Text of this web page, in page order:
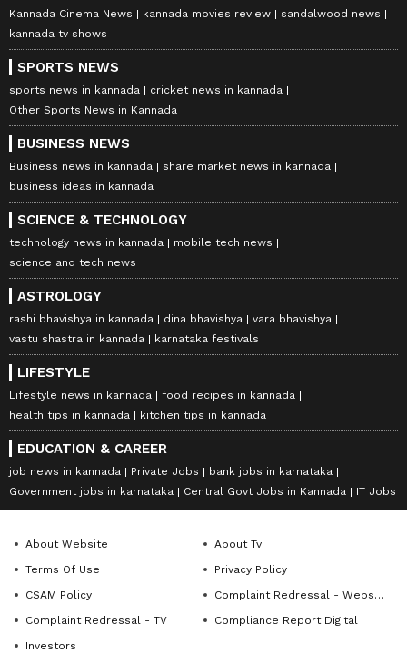
Kannada Cinema News kannada movies review
sandalwood news
kannada tv shows
SPORTS NEWS
sports news in kannada
cricket news in kannada
Other Sports News in Kannada
BUSINESS NEWS
Business news in kannada
share market news in kannada
business ideas in kannada
SCIENCE & TECHNOLOGY
technology news in kannada
mobile tech news
science and tech news
ASTROLOGY
rashi bhavishya in kannada dina bhavishya
vara bhavishya
vastu shastra in kannada
karnataka festivals
LIFESTYLE
Lifestyle news in kannada
food recipes in kannada
health tips in kannada
kitchen tips in kannada
EDUCATION & CAREER
job news in kannada Private Jobs
bank jobs in karnataka
Government jobs in karnataka
Central Govt Jobs in Kannada IT Jobs
About Website
About Tv
Terms Of Use
Privacy Policy
CSAM Policy
Complaint Redressal - Website
Complaint Redressal - TV
Compliance Report Digital
Investors